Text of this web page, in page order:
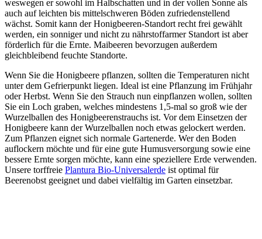
weswegen er sowohl im Halbschatten und in der vollen Sonne als
auch auf leichten bis mittelschweren Böden zufriedenstellend
wächst. Somit kann der Honigbeeren-Standort recht frei gewählt
werden, ein sonniger und nicht zu nährstoffarmer Standort ist aber
förderlich für die Ernte. Maibeeren bevorzugen außerdem
gleichbleibend feuchte Standorte.
Wenn Sie die Honigbeere pflanzen, sollten die Temperaturen nicht
unter dem Gefrierpunkt liegen. Ideal ist eine Pflanzung im Frühjahr
oder Herbst. Wenn Sie den Strauch nun einpflanzen wollen, sollten
Sie ein Loch graben, welches mindestens 1,5-mal so groß wie der
Wurzelballen des Honigbeerenstrauchs ist. Vor dem Einsetzen der
Honigbeere kann der Wurzelballen noch etwas gelockert werden.
Zum Pflanzen eignet sich normale Gartenerde. Wer den Boden
auflockern möchte und für eine gute Humusversorgung sowie eine
bessere Ernte sorgen möchte, kann eine speziellere Erde verwenden.
Unsere torffreie Plantura Bio-Universalerde ist optimal für
Beerenobst geeignet und dabei vielfältig im Garten einsetzbar.